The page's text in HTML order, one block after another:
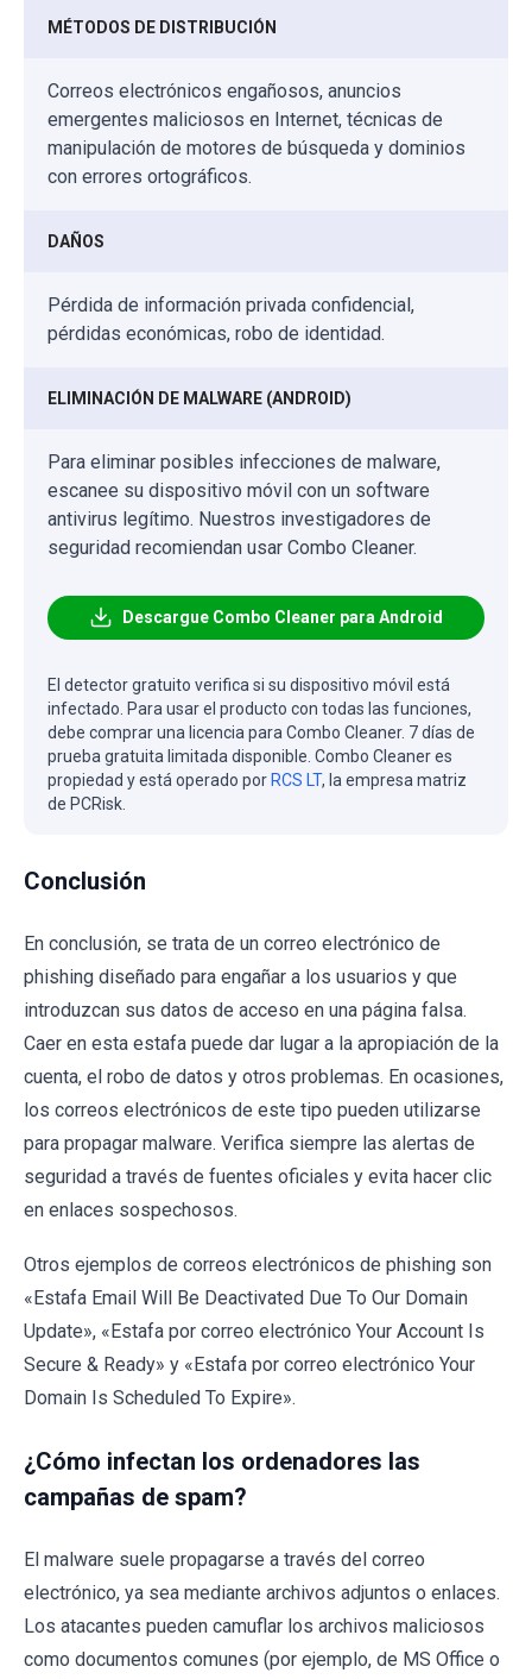
MÉTODOS DE DISTRIBUCIÓN
Correos electrónicos engañosos, anuncios
emergentes maliciosos en Internet, técnicas de
manipulación de motores de búsqueda y dominios
con errores ortográficos.
DAÑOS
Pérdida de información privada confidencial,
pérdidas económicas, robo de identidad.
ELIMINACIÓN DE MALWARE (ANDROID)
Para eliminar posibles infecciones de malware,
escanee su dispositivo móvil con un software
antivirus legítimo. Nuestros investigadores de
seguridad recomiendan usar Combo Cleaner.
Descargue Combo Cleaner para Android
El detector gratuito verifica si su dispositivo móvil está
infectado. Para usar el producto con todas las funciones,
debe comprar una licencia para Combo Cleaner. 7 días de
prueba gratuita limitada disponible. Combo Cleaner es
propiedad y está operado por RCS LT, la empresa matriz
de PCRisk.
Conclusión
En conclusión, se trata de un correo electrónico de
phishing diseñado para engañar a los usuarios y que
introduzcan sus datos de acceso en una página falsa.
Caer en esta estafa puede dar lugar a la apropiación de la
cuenta, el robo de datos y otros problemas. En ocasiones,
los correos electrónicos de este tipo pueden utilizarse
para propagar malware. Verifica siempre las alertas de
seguridad a través de fuentes oficiales y evita hacer clic
en enlaces sospechosos.
Otros ejemplos de correos electrónicos de phishing son
«Estafa Email Will Be Deactivated Due To Our Domain
Update», «Estafa por correo electrónico Your Account Is
Secure & Ready» y «Estafa por correo electrónico Your
Domain Is Scheduled To Expire».
¿Cómo infectan los ordenadores las
campañas de spam?
El malware suele propagarse a través del correo
electrónico, ya sea mediante archivos adjuntos o enlaces.
Los atacantes pueden camuflar los archivos maliciosos
como documentos comunes (por ejemplo, de MS Office o